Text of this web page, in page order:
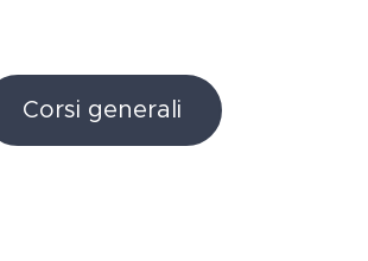
Corsi generali